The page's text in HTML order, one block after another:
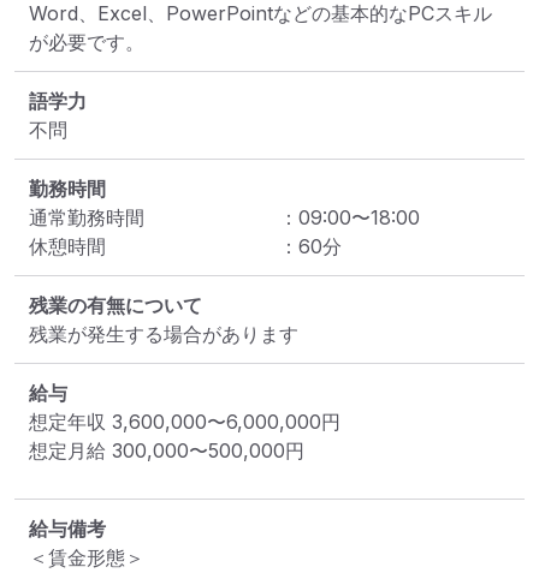
Word、Excel、PowerPointなどの基本的なPCスキル
が必要です。
語学力
不問
勤務時間
通常勤務時間
： 09:00〜18:00
休憩時間
： 60分
残業の有無について
残業が発生する場合があります
給与
想定年収 3,600,000〜6,000,000円
想定月給 300,000〜500,000円
給与備考
＜賃金形態＞